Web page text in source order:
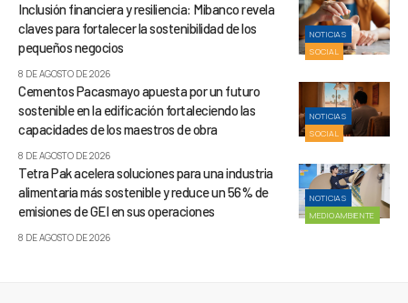
NOTICIAS
SOCIAL
Inclusión financiera y resiliencia: Mibanco revela
claves para fortalecer la sostenibilidad de los
pequeños negocios
8 DE AGOSTO DE 2026
NOTICIAS
SOCIAL
Cementos Pacasmayo apuesta por un futuro
sostenible en la edificación fortaleciendo las
capacidades de los maestros de obra
8 DE AGOSTO DE 2026
NOTICIAS
MEDIOAMBIENTE
Tetra Pak acelera soluciones para una industria
alimentaria más sostenible y reduce un 56% de
emisiones de GEI en sus operaciones
8 DE AGOSTO DE 2026